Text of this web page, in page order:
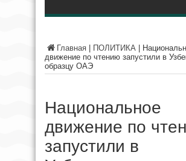
Главная ПОЛИТИКА
движение по чтению запустили в
образцу ОАЭ
Национальное
движение по
запустили в